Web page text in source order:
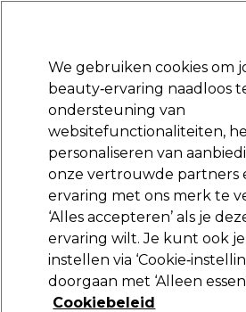
Merken Deals Haar Elektra
Volgende dag
Na verzending,
Barnum
Barnum Föhn Magnesium
Diffuser
(6
We gebruiken cookies om
beauty‑ervaring naadloos
ondersteuning van
websitefunctionaliteiten,
personaliseren van
onze vertrouwde partners
ervaring met ons merk te
‘Alles accepteren’ als je
ervaring wilt. Je kunt ook
instellen via
doorgaan met ‘Alleen
Cookiebeleid